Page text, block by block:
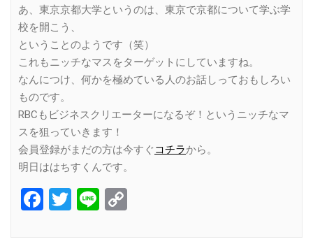
あ、東京京都大学というのは、東京で京都について学ぶ学
校を開こう、
ということのようです（笑）
これもニッチなマスをターゲットにしていますね。
なんにつけ、何かを極めている人のお話しっておもしろい
ものです。
RBCもビジネスクリエーターになるぞ！というニッチなマ
スを狙っていきます！
会員登録がまだの方は今すぐコチラから。
明日ははちすくんです。
Facebook
Twitter
Line